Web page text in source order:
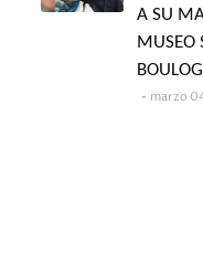
A SU
MUSEO
marzo